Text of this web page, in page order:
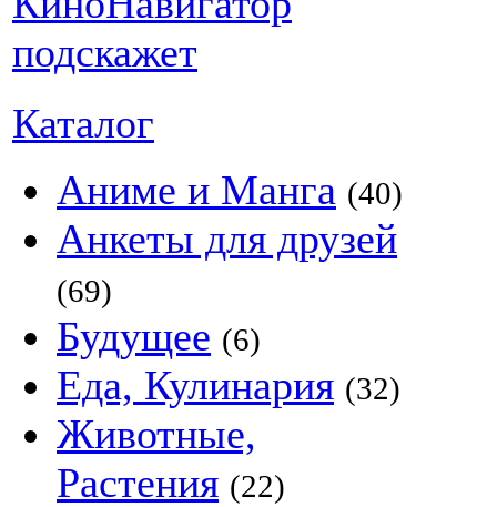
Каталог
Аниме и Манга (40)
Анкеты для друзей
(69)
Будущее (6)
Еда, Кулинария (32)
Животные,
Растения (22)